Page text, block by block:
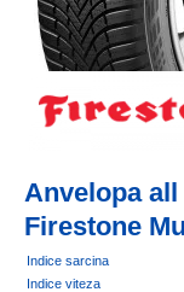
Anvelopa all
Firestone
Indice sarcina
Indice viteza